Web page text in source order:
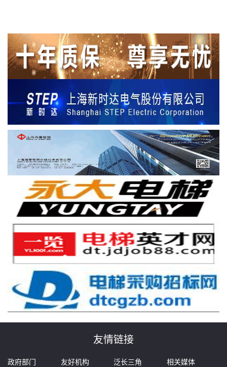
友情链接
政府部门 友好机构 泛长三角 相关媒体